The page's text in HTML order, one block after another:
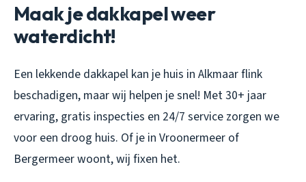
Maak je dakkapel weer
waterdicht!
Een lekkende dakkapel kan je huis in Alkmaar flink
beschadigen, maar wij helpen je snel! Met 30+ jaar
ervaring, gratis inspecties en 24/7 service zorgen we
voor een droog huis. Of je in Vroonermeer of
Bergermeer woont, wij fixen het.